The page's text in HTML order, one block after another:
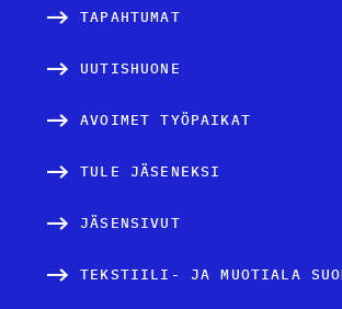
TAPAHTUMAT
UUTISHUONE
AVOIMET TYÖPAIKAT
TULE JÄSENEKSI
JÄSENSIVUT
TEKSTIILI- JA MUOTIALA